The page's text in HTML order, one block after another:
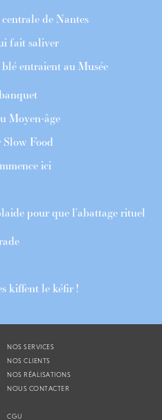
de Nantes
fait saliver
entraient au Musée
Moyen-âge
Food
ici
pour que l’abattage rituel
kiffent le kéfir !
NOS SERVICES
NOS CLIENTS
NOS RÉALISATIONS
NOUS CONTACTER
CGU